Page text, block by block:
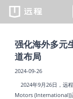
强化海外多元
道布局
2024-09-26
2024年9月26日，远
Motors (International))